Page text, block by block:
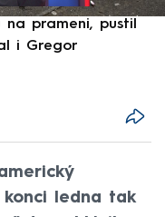
prameni, pustil
i Gregor
konci ledna tak